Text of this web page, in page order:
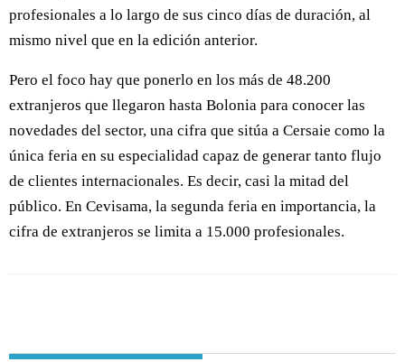
profesionales a lo largo de sus cinco días de duración, al
mismo nivel que en la edición anterior.
Pero el foco hay que ponerlo en los más de 48.200
extranjeros que llegaron hasta Bolonia para conocer las
novedades del sector, una cifra que sitúa a Cersaie como la
única feria en su especialidad capaz de generar tanto flujo
de clientes internacionales. Es decir, casi la mitad del
público. En Cevisama, la segunda feria en importancia, la
cifra de extranjeros se limita a 15.000 profesionales.